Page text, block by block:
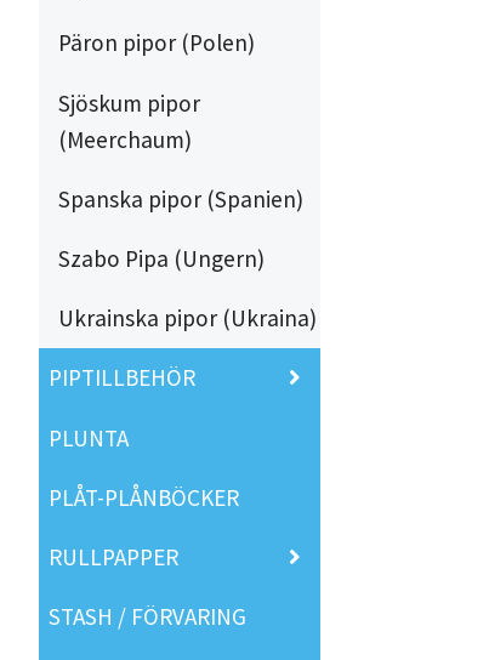
Päron pipor (Polen)
Sjöskum pipor
(Meerchaum)
Spanska pipor (Spanien)
Szabo Pipa (Ungern)
Ukrainska pipor (Ukraina)
PIPTILLBEHÖR
PLUNTA
PLÅT-PLÅNBÖCKER
RULLPAPPER
STASH / FÖRVARING